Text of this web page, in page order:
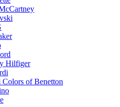
Hilfiger
Colors of Benetton